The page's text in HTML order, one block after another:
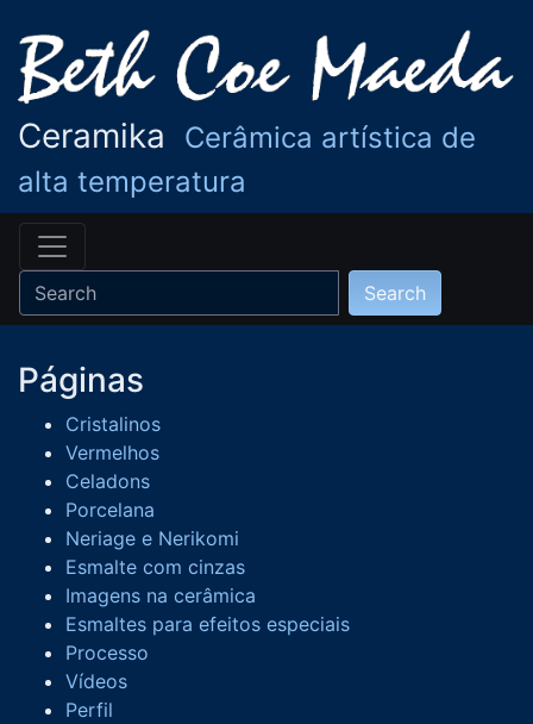
Ceramika
Cerâmica artística de
alta temperatura
Páginas
Cristalinos
Vermelhos
Celadons
Porcelana
Neriage e Nerikomi
Esmalte com cinzas
Imagens na cerâmica
Esmaltes para efeitos especiais
Processo
Vídeos
Perfil